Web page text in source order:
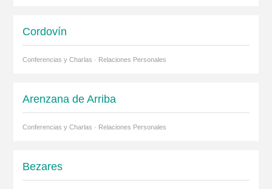
Cordovín
Conferencias y Charlas · Relaciones Personales
Arenzana de Arriba
Conferencias y Charlas · Relaciones Personales
Bezares